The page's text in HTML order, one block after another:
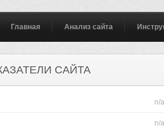
Главная Анализ сайта
САЙТА
n/a
n/a